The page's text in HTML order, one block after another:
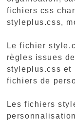
fichiers css
styleplus.css,
Le fichier
règles issues
styleplus.css et
fichiers de
Les fichiers